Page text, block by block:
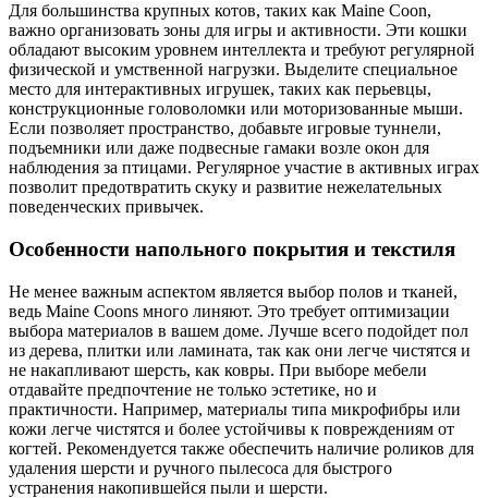
Для большинства крупных котов, таких как Maine Coon,
важно организовать зоны для игры и активности. Эти кошки
обладают высоким уровнем интеллекта и требуют регулярной
физической и умственной нагрузки. Выделите специальное
место для интерактивных игрушек, таких как перьевцы,
конструкционные головоломки или моторизованные мыши.
Если позволяет пространство, добавьте игровые туннели,
подъемники или даже подвесные гамаки возле окон для
наблюдения за птицами. Регулярное участие в активных играх
позволит предотвратить скуку и развитие нежелательных
поведенческих привычек.
Особенности напольного покрытия и текстиля
Не менее важным аспектом является выбор полов и тканей,
ведь Maine Coons много линяют. Это требует оптимизации
выбора материалов в вашем доме. Лучше всего подойдет пол
из дерева, плитки или ламината, так как они легче чистятся и
не накапливают шерсть, как ковры. При выборе мебели
отдавайте предпочтение не только эстетике, но и
практичности. Например, материалы типа микрофибры или
кожи легче чистятся и более устойчивы к повреждениям от
когтей. Рекомендуется также обеспечить наличие роликов для
удаления шерсти и ручного пылесоса для быстрого
устранения накопившейся пыли и шерсти.